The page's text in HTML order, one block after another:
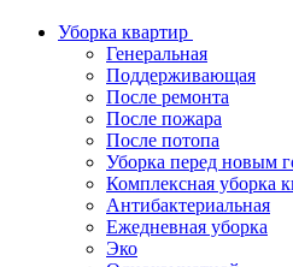
Уборка квартир
Генеральная
Поддерживающая
После ремонта
После пожара
После потопа
Уборка перед новым
Комплексная уборка
Антибактериальная
Ежедневная уборка
Эко